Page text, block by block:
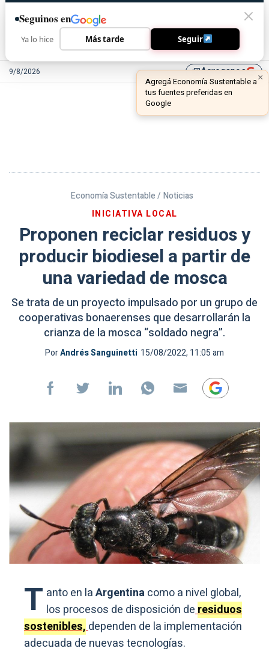
9/8/2026 library_addAgreganos
Economía Sustentable / Noticias
INICIATIVA LOCAL
Proponen reciclar residuos y
producir biodiesel a partir de
una variedad de mosca
Se trata de un proyecto impulsado por un grupo de
cooperativas bonaerenses que desarrollarán la
crianza de la mosca “soldado negra”.
PorAndrés Sanguinetti 15/08/2022, 11:05 am
T anto en laArgentinacomo a nivel global,
los procesos de disposición deresiduos
sostenibles, dependen de la implementación
adecuada de nuevas tecnologías.
Seguinos en
Ya lo hice Más tarde Seguir